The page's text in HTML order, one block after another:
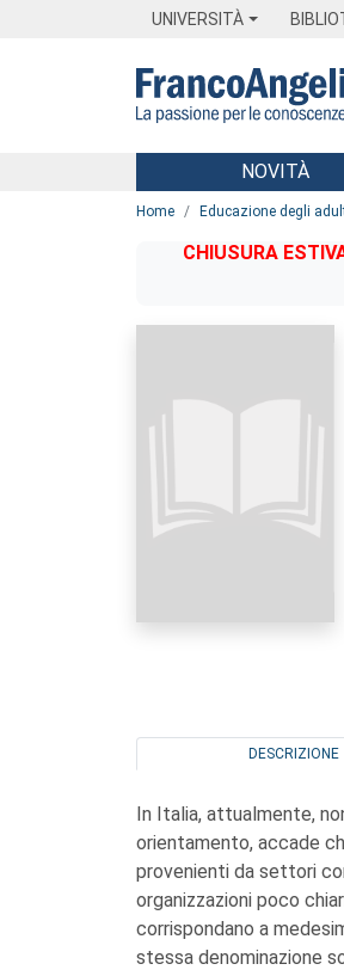
UNIVERSITÀ
Menu
NOVITÀ
Home Educazione degli
CHIUSURA
DESCRIZIONE
In Italia, attualmente,
orientamento, accade
provenienti da settori
organizzazioni poco
corrispondano a
stessa denominazione